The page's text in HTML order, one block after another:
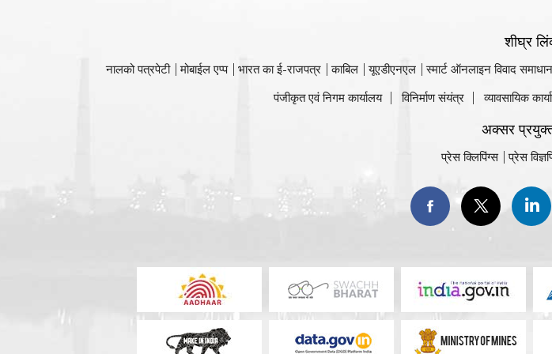
शीघ्र
नालको पत्रपेटी मोबाईल एप्प भारत का ई-राजपत्र काबिल यूएडीएनएल स्मार्ट ऑनलाइन विवाद
पंजीकृत एवं निगम कार्यालय
विनिर्माण संयंत्र व्यावसायिक
अक्सर
प्रेस क्लिपिंग्स प्रेस